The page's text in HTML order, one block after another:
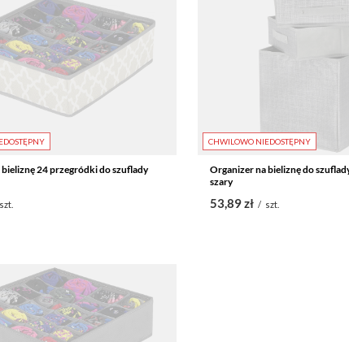
24 przegródki do szuflady
szt.
CHWILOWO NIEDOSTĘPNY
Organizer na bieliznę do
szary
53,89 zł / szt.